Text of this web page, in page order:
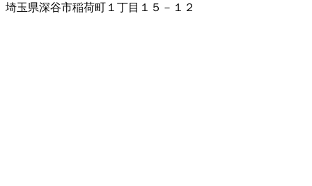
埼玉県深谷市稲荷町１丁目１５－１２